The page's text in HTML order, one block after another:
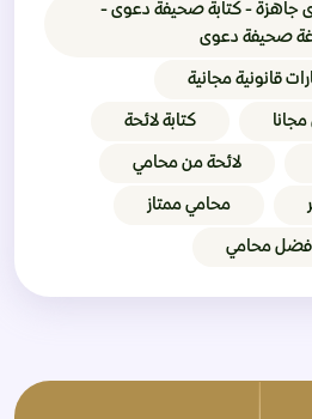
جاهزة - كتابة صحيفة دعوى -
صحيفة دعوى
قانونية مجانية
كتابة لائحة
لائحة من محامي
محامي ممتاز
افضل محامي